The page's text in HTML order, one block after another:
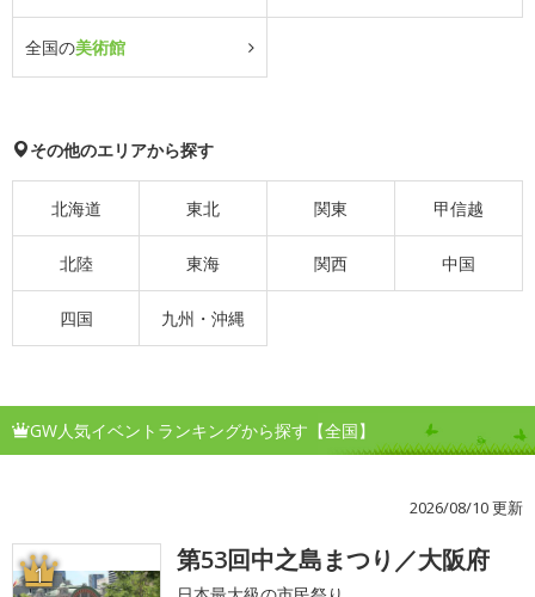
全国の美術館
その他のエリアから探す
北海道 東北 関東 甲信越
北陸 東海 関西 中国
四国 九州・沖縄
GW人気イベントランキングから探す【全国】
2026/08/10 更新
1 第53回中之島まつり／大阪府